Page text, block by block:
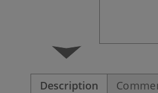
Description